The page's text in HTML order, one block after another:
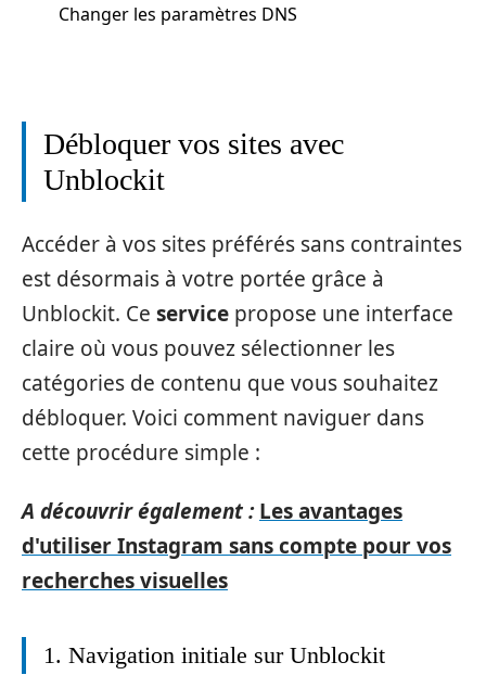
Changer les paramètres DNS
Débloquer vos sites avec
Unblockit
Accéder à vos sites préférés sans contraintes
est désormais à votre portée grâce à
Unblockit. Ce service propose une interface
claire où vous pouvez sélectionner les
catégories de contenu que vous souhaitez
débloquer. Voici comment naviguer dans
cette procédure simple :
A découvrir également : Les avantages
d'utiliser Instagram sans compte pour vos
recherches visuelles
1. Navigation initiale sur Unblockit